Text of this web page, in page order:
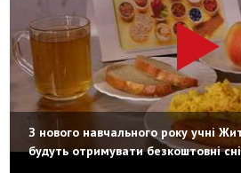
З нового навчального року учні
будуть отримувати безкоштовні